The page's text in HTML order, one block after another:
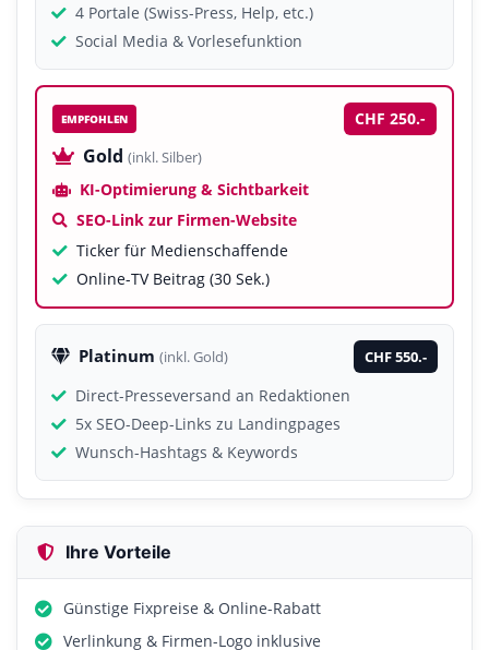
4 Portale (Swiss-Press, Help, etc.)
Social Media & Vorlesefunktion
EMPFOHLEN CHF 250.-
Gold (inkl. Silber)
KI-Optimierung & Sichtbarkeit
SEO-Link zur Firmen-Website
Ticker für Medienschaffende
Online-TV Beitrag (30 Sek.)
Platinum (inkl. Gold) CHF 550.-
Direct-Presseversand an Redaktionen
5x SEO-Deep-Links zu Landingpages
Wunsch-Hashtags & Keywords
Ihre Vorteile
Günstige Fixpreise & Online-Rabatt
Verlinkung & Firmen-Logo inklusive